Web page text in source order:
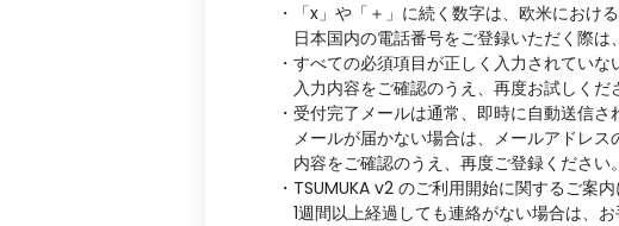
・「x」や「＋」に続く数字は、欧米におけ
日本国内の電話番号をご登録いただく際は
・すべての必須項目が正しく入力されてい
入力内容をご確認のうえ、再度お試しくだ
・受付完了メールは通常、即時に自動送信さ
メールが届かない場合は、メールアドレス
内容をご確認のうえ、再度ご登録ください。
・TSUMUKA v2 のご利用開始に関するご案内
1週間以上経過しても連絡がない場合は、